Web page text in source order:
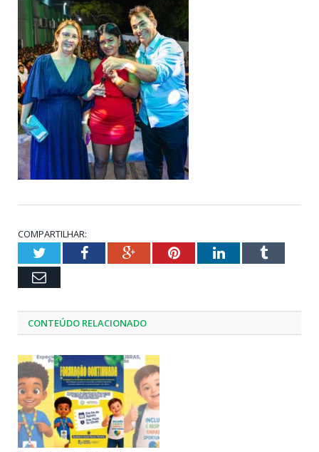
COMPARTILHAR:
TwitterFacebookGoogle+PinterestLinkedInTumblr
Email
CONTEÚDO RELACIONADO